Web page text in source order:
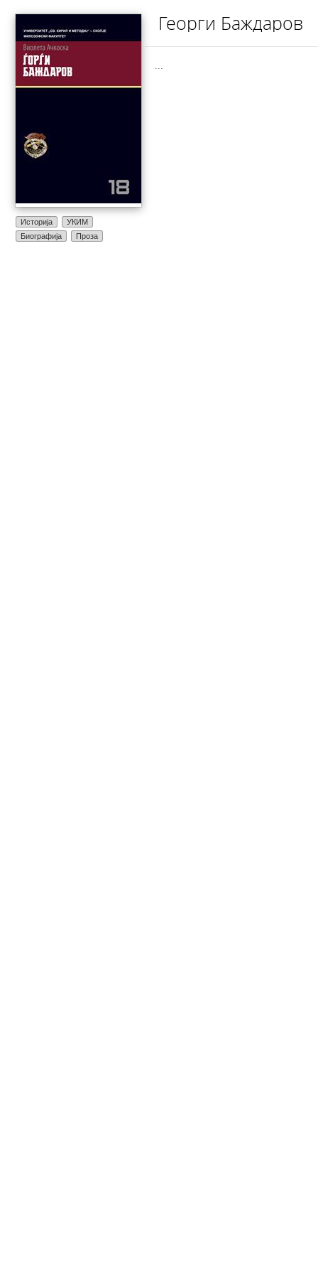
Историја
УКИМ
Биографија
Проза
Георги Баждаров
...